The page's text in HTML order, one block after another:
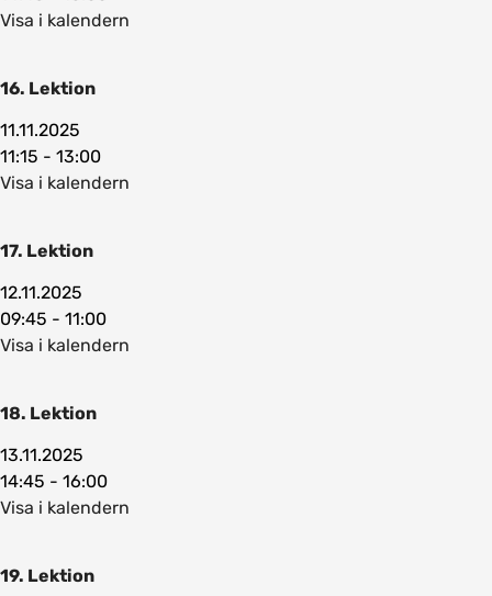
Visa i kalendern
16. Lektion
11.11.2025
11:15 - 13:00
Visa i kalendern
17. Lektion
12.11.2025
09:45 - 11:00
Visa i kalendern
18. Lektion
13.11.2025
14:45 - 16:00
Visa i kalendern
19. Lektion